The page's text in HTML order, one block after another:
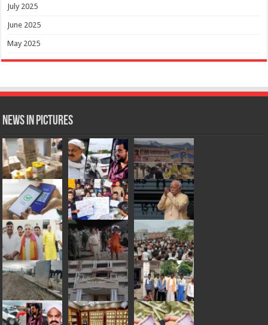
July 2025
June 2025
May 2025
News in Pictures